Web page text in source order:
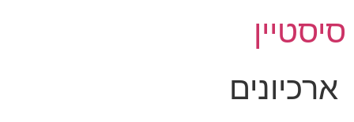
סיסטיין
ארכיונים